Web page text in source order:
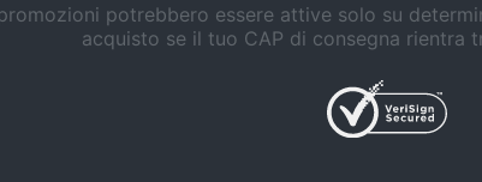
potrebbero essere attive solo su
acquisto se il tuo CAP di consegna rientra